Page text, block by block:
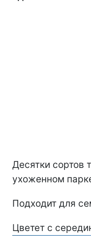
Десятки сортов
ухоженном
Подходит для
Цветет с